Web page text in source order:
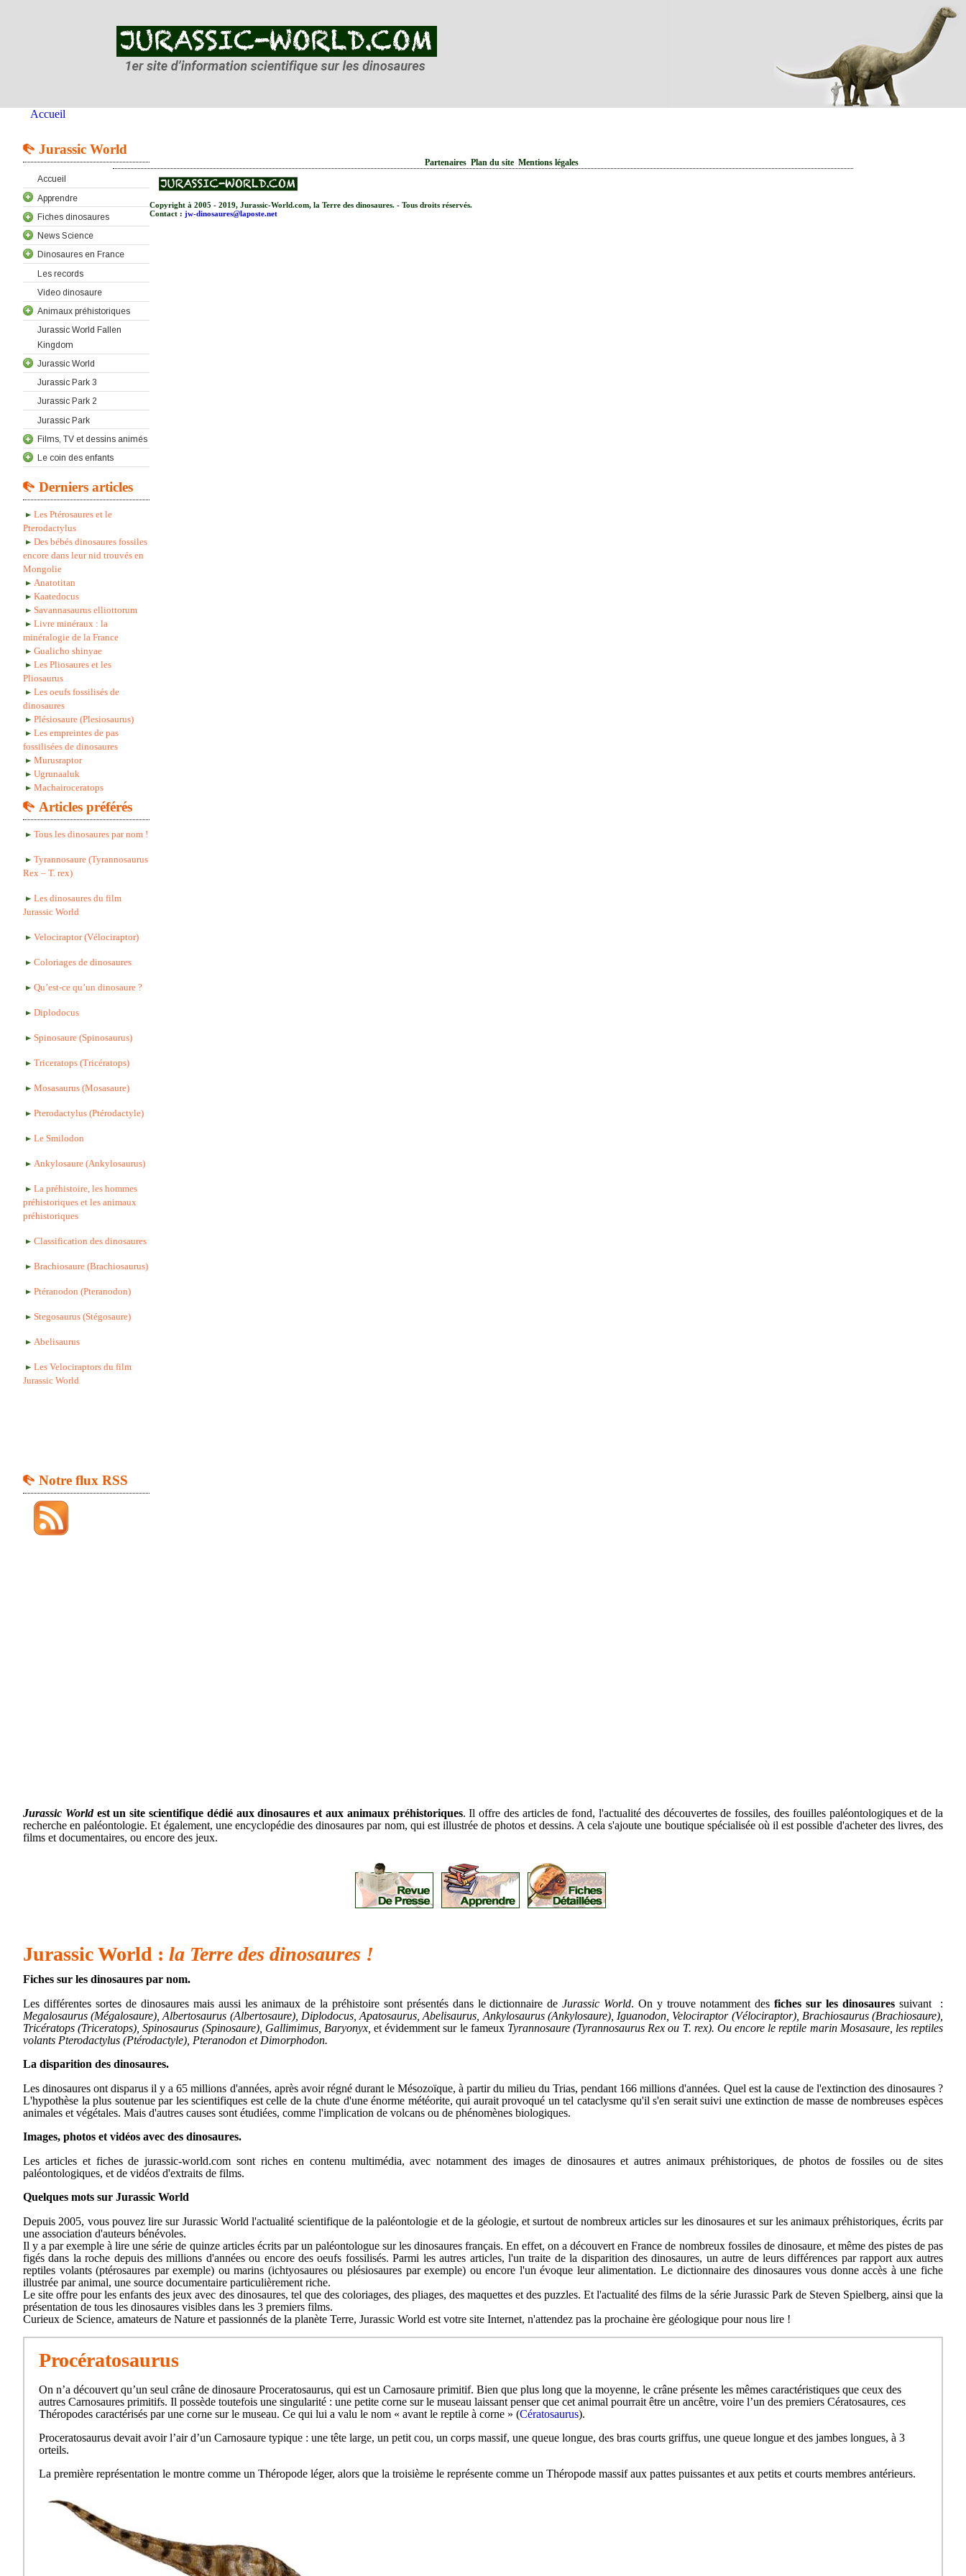
Accueil
Jurassic World
Accueil
Apprendre
Fiches dinosaures
News Science
Dinosaures en France
Les records
Video dinosaure
Animaux préhistoriques
Jurassic World Fallen
Kingdom
Jurassic World
Jurassic Park 3
Jurassic Park 2
Jurassic Park
Films, TV et dessins animés
Le coin des enfants
Derniers articles
Les Ptérosaures et le
Pterodactylus
Des bébés dinosaures fossiles
encore dans leur nid trouvés en
Mongolie
Anatotitan
Kaatedocus
Savannasaurus elliottorum
Livre minéraux : la
minéralogie de la France
Gualicho shinyae
Les Pliosaures et les
Pliosaurus
Les oeufs fossilisés de
dinosaures
Plésiosaure (Plesiosaurus)
Les empreintes de pas
fossilisées de dinosaures
Murusraptor
Ugrunaaluk
Machairoceratops
Articles préférés
Tous les dinosaures par nom !
Tyrannosaure (Tyrannosaurus
Rex – T. rex)
Les dinosaures du film
Jurassic World
Velociraptor (Vélociraptor)
Coloriages de dinosaures
Qu’est-ce qu’un dinosaure ?
Diplodocus
Spinosaure (Spinosaurus)
Triceratops (Tricératops)
Mosasaurus (Mosasaure)
Pterodactylus (Ptérodactyle)
Le Smilodon
Ankylosaure (Ankylosaurus)
La préhistoire, les hommes
préhistoriques et les animaux
préhistoriques
Classification des dinosaures
Brachiosaure (Brachiosaurus)
Ptéranodon (Pteranodon)
Stegosaurus (Stégosaure)
Abelisaurus
Les Velociraptors du film
Jurassic World
Notre flux RSS
Jurassic Worldest un site scientifique dédié aux dinosaures et aux animaux préhistoriques. Il offre des articles de fond, l'actualité des découvertes de fossiles, des fouilles paléontologiques et de la
recherche en paléontologie. Et également, une encyclopédie des dinosaures par nom, qui est illustrée de photos et dessins. A cela s'ajoute une boutique spécialisée où il est possible d'acheter des livres, des
films et documentaires, ou encore des jeux.
Jurassic World : la Terre des dinosaures !
Fiches sur les dinosaures par nom.
Les différentes sortes de dinosaures mais aussi les animaux de la préhistoire sont présentés dans le dictionnaire deJurassic World. On y trouve notamment desfiches sur les dinosaures suivant :
Megalosaurus (Mégalosaure), Albertosaurus (Albertosaure), Diplodocus, Apatosaurus, Abelisaurus, Ankylosaurus (Ankylosaure), Iguanodon, Velociraptor (Vélociraptor), Brachiosaurus (Brachiosaure),
Tricératops (Triceratops), Spinosaurus (Spinosaure), Gallimimus, Baryonyx, et évidemment sur le fameuxTyrannosaure (Tyrannosaurus Rex ou T. rex). Ou encore le reptile marin Mosasaure, les reptiles
volants Pterodactylus (Ptérodactyle), Pteranodon et Dimorphodon.
La disparition des dinosaures.
Les dinosaures ont disparus il y a 65 millions d'années, après avoir régné durant le Mésozoïque, à partir du milieu du Trias, pendant 166 millions d'années. Quel est la cause de l'extinction des dinosaures ?
L'hypothèse la plus soutenue par les scientifiques est celle de la chute d'une énorme météorite, qui aurait provoqué un tel cataclysme qu'il s'en serait suivi une extinction de masse de nombreuses espèces
animales et végétales. Mais d'autres causes sont étudiées, comme l'implication de volcans ou de phénomènes biologiques.
Images, photos et vidéos avec des dinosaures.
Les articles et fiches de jurassic-world.com sont riches en contenu multimédia, avec notamment des images de dinosaures et autres animaux préhistoriques, de photos de fossiles ou de sites
paléontologiques, et de vidéos d'extraits de films.
Quelques mots sur Jurassic World
Depuis 2005, vous pouvez lire sur Jurassic World l'actualité scientifique de la paléontologie et de la géologie, et surtout de nombreux articles sur les dinosaures et sur les animaux préhistoriques, écrits par
une association d'auteurs bénévoles.
Il y a par exemple à lire une série de quinze articles écrits par un paléontologue sur les dinosaures français. En effet, on a découvert en France de nombreux fossiles de dinosaure, et même des pistes de pas
figés dans la roche depuis des millions d'années ou encore des oeufs fossilisés. Parmi les autres articles, l'un traite de la disparition des dinosaures, un autre de leurs différences par rapport aux autres
reptiles volants (ptérosaures par exemple) ou marins (ichtyosaures ou plésiosaures par exemple) ou encore l'un évoque leur alimentation. Le dictionnaire des dinosaures vous donne accès à une fiche
illustrée par animal, une source documentaire particulièrement riche.
Le site offre pour les enfants des jeux avec des dinosaures, tel que des coloriages, des pliages, des maquettes et des puzzles. Et l'actualité des films de la série Jurassic Park de Steven Spielberg, ainsi que la
présentation de tous les dinosaures visibles dans les 3 premiers films.
Curieux de Science, amateurs de Nature et passionnés de la planète Terre, Jurassic World est votre site Internet, n'attendez pas la prochaine ère géologique pour nous lire !
Procératosaurus
On n’a découvert qu’un seul crâne de dinosaure Proceratosaurus, qui est un Carnosaure primitif. Bien que plus long que la moyenne, le crâne présente les mêmes caractéristiques que ceux des
autres Carnosaures primitifs. Il possède toutefois une singularité : une petite corne sur le museau laissant penser que cet animal pourrait être un ancêtre, voire l’un des premiers Cératosaures, ces
Théropodes caractérisés par une corne sur le museau. Ce qui lui a valu le nom « avant le reptile à corne » (Cératosaurus).
Proceratosaurus devait avoir l’air d’un Carnosaure typique : une tête large, un petit cou, un corps massif, une queue longue, des bras courts griffus, une queue longue et des jambes longues, à 3
orteils.
La première représentation le montre comme un Théropode léger, alors que la troisième le représente comme un Théropode massif aux pattes puissantes et aux petits et courts membres antérieurs.
Partenaires| Plan du site| Mentions légales
Copyright à 2005 - 2019, Jurassic-World.com, la Terre des dinosaures. - Tous droits réservés.
Contact : jw-dinosaures@laposte.net